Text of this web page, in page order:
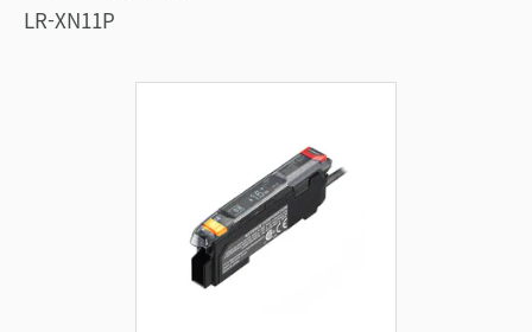
LR-XN11P